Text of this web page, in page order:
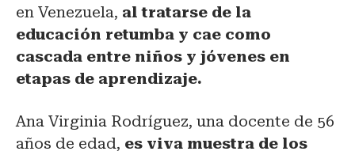
en Venezuela, al tratarse de la
educación retumba y cae como
cascada entre niños y jóvenes en
etapas de aprendizaje.
Ana Virginia Rodríguez, una docente de 56
años de edad, es viva muestra de los